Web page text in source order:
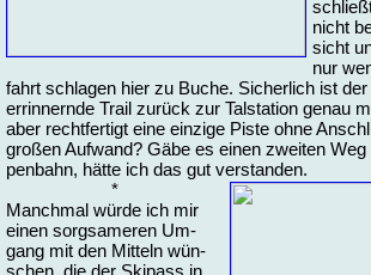
nicht
sicht
nur
fahrt schla­gen hier zu Bu­che. Si­cher­lich ist
errin­nern­de Trail zu­rück zur Tal­sta­ti­on ge­nau
aber recht­fer­tigt ei­ne ein­zi­ge Pis­te oh­ne
großen Auf­wand? Gä­be es einen zwei­ten
pen­bahn, hät­te ich das gut ver­stan­den.
*
Manch­mal wür­de ich mir
einen sorg­sa­me­ren Um­
gang mit den Mit­teln wün­